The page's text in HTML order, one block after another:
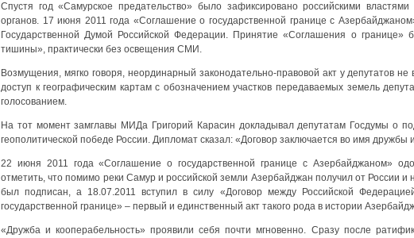
Спустя год «Самурское предательство» было зафиксировано российскими
органов. 17 июня 2011 года «Соглашение о государственной границе с
Государственной Думой Российской Федерации. Принятие «Соглашения о границе»
тишины», практически без освещения СМИ.
Возмущения, мягко говоря, неординарный законодательно-правовой акт у депутатов
доступ к географическим картам с обозначением участков передаваемых земель
голосованием.
На тот момент замглавы МИДа Григорий Карасин докладывал депутатам Госдумы о
геополитической победе России. Дипломат сказал: «Договор заключается во имя дружбы
22 июня 2011 года «Соглашение о государственной границе с Азербайджаном»
отметить, что помимо реки Самур и российской земли Азербайджан получил от России
был подписан, а 18.07.2011 вступил в силу «Договор между Российской
государственной границе» – первый и единственный акт такого рода в истории
«Дружба и кооперабельность» проявили себя почти мгновенно. Сразу после